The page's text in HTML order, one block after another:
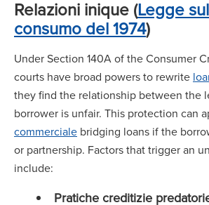
Relazioni inique (Legge
consumo del 1974)
Under Section 140A of the Consumer
courts have broad powers to rewrite
they find the relationship between the
borrower is unfair. This protection can
commerciale bridging loans if the
or partnership. Factors that trigger an
include:
Pratiche creditizie